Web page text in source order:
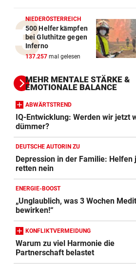
TROTZ FIFA-RÜCKZIEHER
Knallhart! UEFA droht schon
wieder mit WM-Boykott
WIENS KULTURSTADTRÄTIN vor
„Habe Fiakerlied mit dem
Bürgermeister gesungen“
2. LIGA
Wacker fordert den großen
Aufstiegsfavoriten
FIFA IN DER KRITIK
Wie Infantino jetzt in den
Angriffsmodus schaltet
NIEDERÖSTERREICH
500 Helfer kämpfen
bei Gluthitze gegen
Inferno
137.257 mal gelesen
MEHR MENTALE STÄRKE &
EMOTIONALE BALANCE
ABWÄRTSTREND
IQ-Entwicklung: Werden wir jetzt
dümmer?
DEUTSCHE AUTORIN ZU
Depression in der Familie: Helfen
retten nein
ENERGIE-BOOST
„Unglaublich, was 3 Wochen
bewirken!“
KONFLIKTVERMEIDUNG
Warum zu viel Harmonie die
Partnerschaft belastet
Blutdruckmessgerät Vergleich
Duschkopf Vergleich
ZUM VERGLEICH